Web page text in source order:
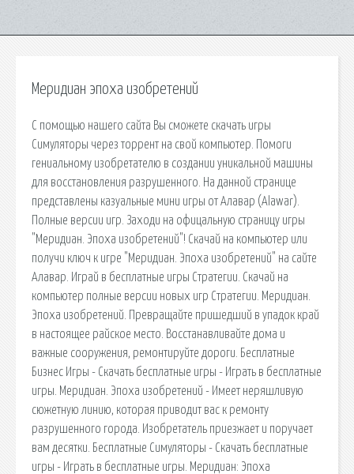
Меридиан эпоха изобретений
С помощью нашего сайта Вы сможете скачать игры
Симуляторы через торрент на свой компьютер. Помоги
гениальному изобретателю в создании уникальной машины
для восстановления разрушенного. На данной странице
представлены казуальные мини игры от Алавар (Alawar).
Полные версии игр. Заходи на офицальную страницу игры
"Меридиан. Эпоха изобретений"! Скачай на компьютер или
получи ключ к игре "Меридиан. Эпоха изобретений" на сайте
Алавар. Играй в бесплатные игры Стратегии. Скачай на
компьютер полные версии новых игр Стратегии. Меридиан.
Эпоха изобретений. Превращайте пришедший в упадок край
в настоящее райское место. Восстанавливайте дома и
важные сооружения, ремонтируйте дороги. Бесплатные
Бизнес Игры - Скачать бесплатные игры - Играть в бесплатные
игры. Меридиан. Эпоха изобретений - Имеет неряшливую
сюжетную линию, которая приводит вас к ремонту
разрушенного города. Изобретатель приезжает и поручает
вам десятки. Бесплатные Симуляторы - Скачать бесплатные
игры - Играть в бесплатные игры. Меридиан: Эпоха